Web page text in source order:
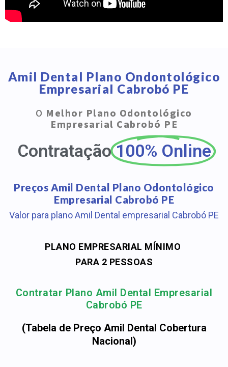
Amil Dental Plano Ondontológico
Empresarial Cabrobó PE
O Melhor Plano Odontológico
Empresarial Cabrobó PE
Contratação 100% Online
Preços Amil Dental Plano Odontológico
Empresarial Cabrobó PE
Valor para plano Amil Dental empresarial Cabrobó PE
PLANO EMPRESARIAL MÍNIMO
PARA 2 PESSOAS
Contratar Plano Amil Dental Empresarial
Cabrobó PE
(Tabela de Preço Amil Dental Cobertura
Nacional)